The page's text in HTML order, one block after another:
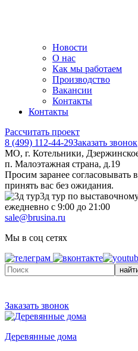
Новости
О нас
Как мы работаем
Производство
Вакансии
Контакты
Контакты
Рассчитать проект
8 (499) 112-44-29Заказать звонок
МО, г. Котельники,
п. Малоэтажная страна, д.19
Просим заранее согласовывать
принять вас без ожидания.
3д тур по
ежедневно с 9:00 до 21:00
sale@brusina.ru
Мы в соц сетях
Заказать звонок
Деревянные дома